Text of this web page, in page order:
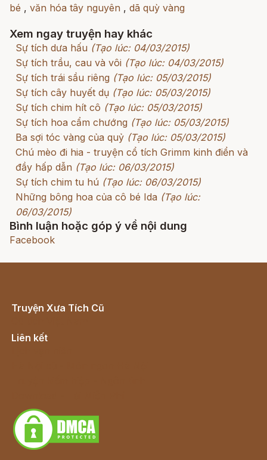
bé , văn hóa tây nguyên , dã quỳ vàng
Xem ngay truyện hay khác
Sự tích dưa hấu (Tạo lúc: 04/03/2015)
Sự tích trầu, cau và vôi (Tạo lúc: 04/03/2015)
Sự tích trái sầu riêng (Tạo lúc: 05/03/2015)
Sự tích cây huyết dụ (Tạo lúc: 05/03/2015)
Sự tích chim hít cô (Tạo lúc: 05/03/2015)
Sự tích hoa cẩm chướng (Tạo lúc: 05/03/2015)
Ba sợi tóc vàng của quỷ (Tạo lúc: 05/03/2015)
Chú mèo đi hia - truyện cổ tích Grimm kinh điển và
đầy hấp dẫn (Tạo lúc: 06/03/2015)
Sự tích chim tu hú (Tạo lúc: 06/03/2015)
Những bông hoa của cô bé Ida (Tạo lúc:
06/03/2015)
Bình luận hoặc góp ý về nội dung
Facebook
Truyện Xưa Tích Cũ
Liên kết